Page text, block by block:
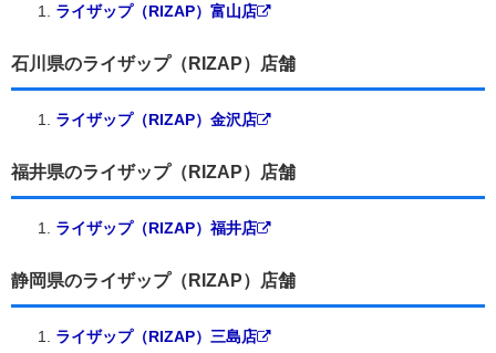
ライザップ（RIZAP）富山店
石川県のライザップ（RIZAP）店舗
ライザップ（RIZAP）金沢店
福井県のライザップ（RIZAP）店舗
ライザップ（RIZAP）福井店
静岡県のライザップ（RIZAP）店舗
ライザップ（RIZAP）三島店